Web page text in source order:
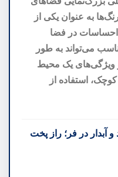
به عنوان یکی از
احساسات در فضا
می‌تواند به طور
ویژگی‌های یک محیط
استفاده از
آبدار در فر؛ راز پخت